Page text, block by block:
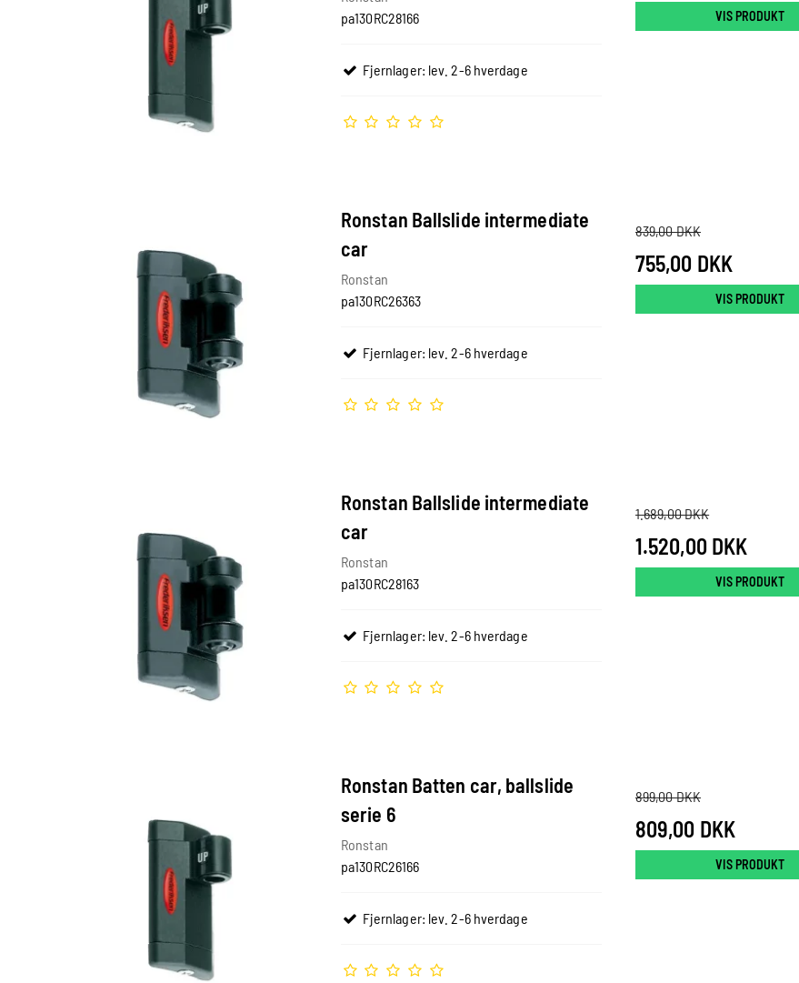
pa130RC28166
Fjernlager: lev. 2-6 hverdage
VIS PRODUKT
Ronstan Ballslide intermediate
car
Ronstan
pa130RC26363
Fjernlager: lev. 2-6 hverdage
839,00 DKK
755,00 DKK
VIS PRODUKT
Ronstan Ballslide intermediate
car
Ronstan
pa130RC28163
Fjernlager: lev. 2-6 hverdage
1.689,00 DKK
1.520,00 DKK
VIS PRODUKT
Ronstan Batten car, ballslide
serie 6
Ronstan
pa130RC26166
Fjernlager: lev. 2-6 hverdage
899,00 DKK
809,00 DKK
VIS PRODUKT